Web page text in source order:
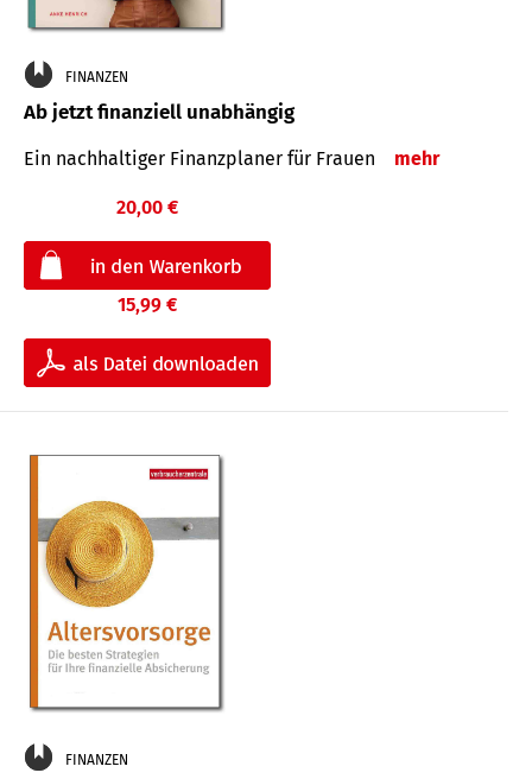
FINANZEN
Ab jetzt finanziell unabhängig
Ein nachhaltiger Finanzplaner für Frauen mehr
20,00 €
15,99 €
FINANZEN